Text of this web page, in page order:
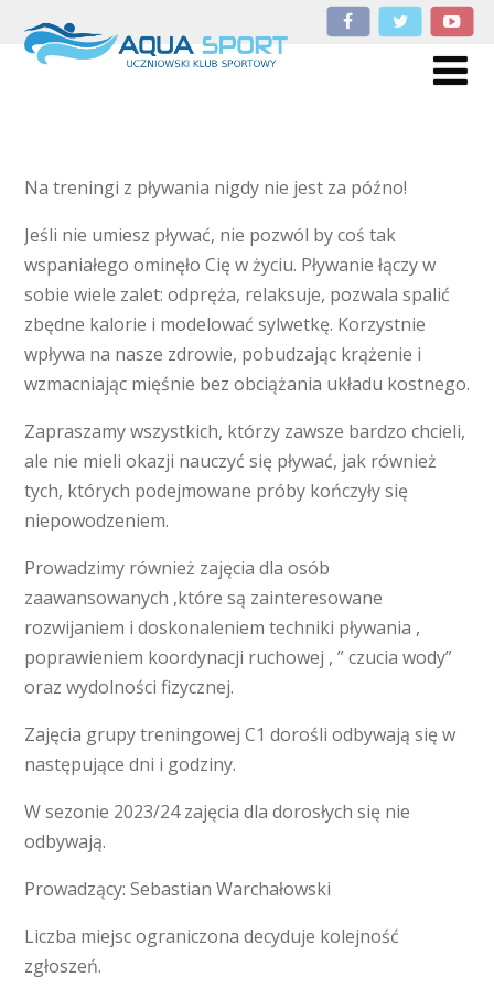
Na treningi z pływania nigdy nie jest za późno!
Jeśli nie umiesz pływać, nie pozwól by coś tak
wspaniałego ominęło Cię w życiu. Pływanie łączy w
sobie wiele zalet: odpręża, relaksuje, pozwala spalić
zbędne kalorie i modelować sylwetkę. Korzystnie
wpływa na nasze zdrowie, pobudzając krążenie i
wzmacniając mięśnie bez obciążania układu kostnego.
Zapraszamy wszystkich, którzy zawsze bardzo chcieli,
ale nie mieli okazji nauczyć się pływać, jak również
tych, których podejmowane próby kończyły się
niepowodzeniem.
Prowadzimy również zajęcia dla osób
zaawansowanych ,które są zainteresowane
rozwijaniem i doskonaleniem techniki pływania ,
poprawieniem koordynacji ruchowej , ” czucia wody”
oraz wydolności fizycznej.
Zajęcia grupy treningowej C1 dorośli odbywają się w
następujące dni i godziny.
W sezonie 2023/24 zajęcia dla dorosłych się nie
odbywają.
Prowadzący: Sebastian Warchałowski
Liczba miejsc ograniczona decyduje kolejność
zgłoszeń.